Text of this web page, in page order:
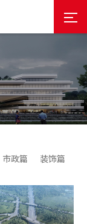
市政篇 装饰篇